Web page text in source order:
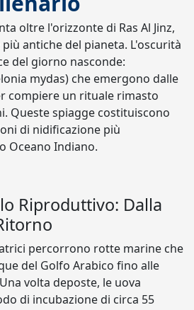
oltre l'orizzonte di Ras Al Jinz,
antiche del pianeta. L'oscurità
del giorno nasconde:
mydas) che emergono dalle
compiere un rituale rimasto
Queste spiagge costituiscono
di nidificazione più
Oceano Indiano.
Riproduttivo: Dalla
percorrono rotte marine che
del Golfo Arabico fino alle
volta deposte, le uova
di incubazione di circa 55